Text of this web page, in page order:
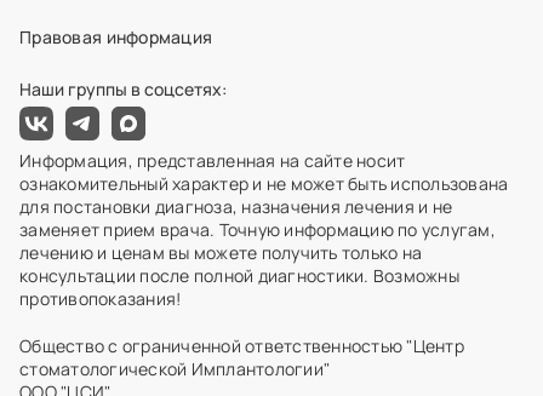
Наши группы в соцсетях:
Правовая информация
Информация, представленная на сайте носит
ознакомительный характер и не может быть использована
для постановки диагноза, назначения лечения и не
заменяет прием врача. Точную информацию по услугам,
лечению и ценам вы можете получить только на
консультации после полной диагностики. Возможны
противопоказания!
Общество с ограниченной ответственностью "Центр
стоматологической Имплантологии"